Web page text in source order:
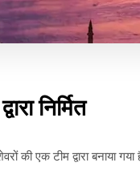
निर्मित
की एक टीम द्वारा बनाया